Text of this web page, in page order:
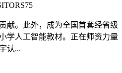
献。此外，成为全国首套经省级
学人工智能教材。正在师资力量
认...